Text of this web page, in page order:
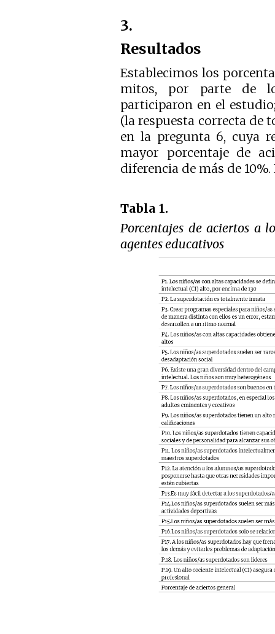
3.
Resultados
Establecimos los
mitos, por parte de
participaron en el
(la respuesta correcta de
en la pregunta 6, cuya
mayor porcentaje de
diferencia de más de
Tabla 1.
Porcentajes de aciertos a
agentes educativos